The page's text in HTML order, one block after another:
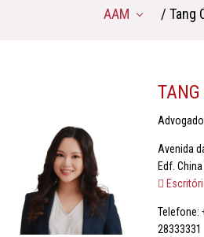
AAM / Tang
Avenida
Edf.
Telefone:
28333331